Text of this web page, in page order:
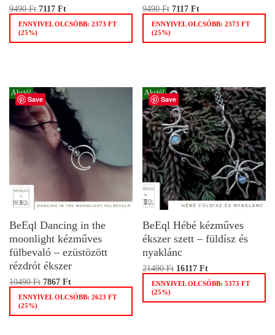
9490Ft 7117 Ft
ENNYIVEL OLCSÓBB: 2373 FT
(25%)
9490Ft 7117Ft
ENNYIVEL OLCSÓBB:2373FT
(25%)
Save
Akció!
BeEql Dancing in the
moonlight kézműves
fülbevaló – ezüstözött
rézdrót ékszer
10490Ft 7867 Ft
ENNYIVEL OLCSÓBB: 2623 FT
(25%)
Save
Akció!
BeEql Hébé kézműves
ékszer szett – füldísz és
nyaklánc
21490Ft 16117Ft
ENNYIVEL OLCSÓBB:5373FT
(25%)